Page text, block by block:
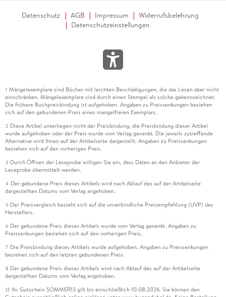
Datenschutz AGB Impressum
Widerrufsbelehrung
Datenschutzeinstellungen
1 Mängelexemplare sind Bücher mit leichten Beschädigungen, die das Lesen aber nicht
einschränken. Mängelexemplare sind durch einen Stempel als solche gekennzeichnet.
Die frühere Buchpreisbindung ist aufgehoben. Angaben zu Preissenkungen beziehen
sich auf den gebundenen Preis eines mangelfreien Exemplars.
2 Diese Artikel unterliegen nicht der Preisbindung, die Preisbindung dieser Artikel
wurde aufgehoben oder der Preis wurde vom Verlag gesenkt. Die jeweils zutreffende
Alternative wird Ihnen auf der Artikelseite dargestellt. Angaben zu Preissenkungen
beziehen sich auf den vorherigen Preis.
3 Durch Öffnen der Leseprobe willigen Sie ein, dass Daten an den Anbieter der
Leseprobe übermittelt werden.
4 Der gebundene Preis dieses Artikels wird nach Ablauf des auf der Artikelseite
dargestellten Datums vom Verlag angehoben.
5 Der Preisvergleich bezieht sich auf die unverbindliche Preisempfehlung (UVP) des
Herstellers.
6 Der gebundene Preis dieses Artikels wurde vom Verlag gesenkt. Angaben zu
Preissenkungen beziehen sich auf den vorherigen Preis.
7 Die Preisbindung dieses Artikels wurde aufgehoben. Angaben zu Preissenkungen
beziehen sich auf den letzten gebundenen Preis.
8 Der gebundene Preis dieses Artikels wird nach Ablauf des auf der Artikelseite
dargestellten Datums vom Verlag angehoben.
12 Ihr Gutschein SOMMER13 gilt bis einschließlich 10.08.2026. Sie können den